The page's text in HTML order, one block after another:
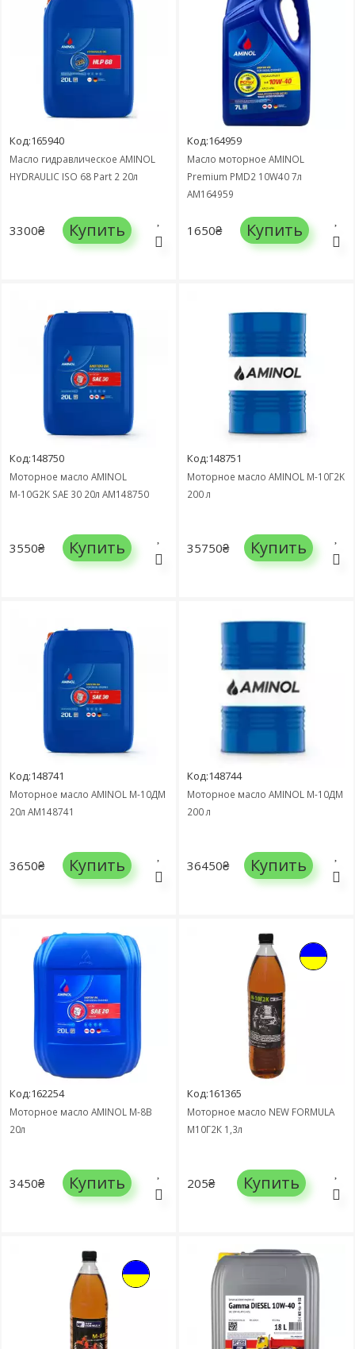
Код:165940
Масло гидравлическое AMINOL
HYDRAULIC ISO 68 Part 2 20л
3300₴ Купить
Код:164959
Масло моторное AMINOL
Premium PMD2 10W40 7л
АМ164959
1650₴ Купить
Код:148750
Моторное масло AMINOL
М-10G2К SAE 30 20л AM148750
3550₴ Купить
Код:148751
Моторное масло AMINOL М-10Г2K
200 л
35750₴ Купить
Код:148741
Моторное масло AMINOL М-10ДМ
20л AM148741
3650₴ Купить
Код:148744
Моторное масло AMINOL М-10ДМ
200 л
36450₴ Купить
Код:162254
Моторное масло AMINOL М-8В
20л
3450₴ Купить
Код:161365
Моторное масло NEW FORMULA
М10Г2К 1,3л
205₴ Купить